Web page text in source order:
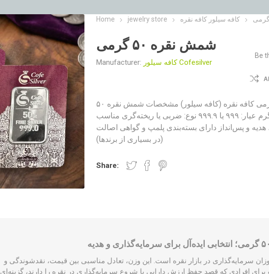
Home jewelry store کافه سیلور کافه نقره
شمش نقره ۵۰ گرمی
Manufacturer: کافه سیلور Cofesilver
Be
شمش نقره ۵۰ گرمی کافه نقره (کافه سیلور) مشخصات شمش نقره ۵۰
گرمی وزن: ۵۰ گرم عیار: ۹۹۹ یا ۹۹۹.۹ نوع: ضربی یا ریخته‌گری مناسب
هدیه و پس‌انداز دارای بسته‌بندی پلمپ و گواهی اصالت
(در بسیاری از برندها)
Share:
اوزان سرمایه‌گذاری در بازار نقره است. این وزن، تعادل مناسبی بین قیمت، نقدشوندگی و
افرادی که قصد حفظ ارزش دارایی یا شروع سرمایه‌گذاری در نقره را دارند، گزینه‌ای